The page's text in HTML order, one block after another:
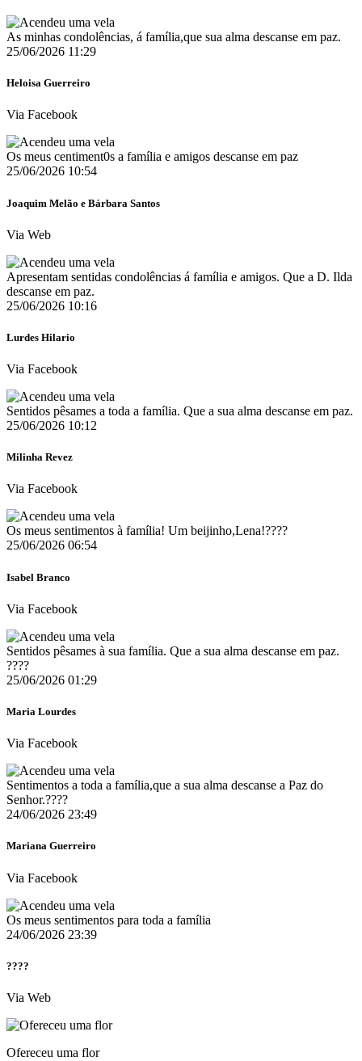
As minhas condolências, á família,que sua alma descanse em paz.
25/06/2026 11:29
Heloisa Guerreiro
Via Facebook
Os meus centiment0s a família e amigos descanse em paz
25/06/2026 10:54
Joaquim Melão e Bárbara Santos
Via Web
Apresentam sentidas condolências á família e amigos. Que a D. Ilda
descanse em paz.
25/06/2026 10:16
Lurdes Hilario
Via Facebook
Sentidos pêsames a toda a família. Que a sua alma descanse em paz.
25/06/2026 10:12
Milinha Revez
Via Facebook
Os meus sentimentos à família! Um beijinho,Lena!????
25/06/2026 06:54
Isabel Branco
Via Facebook
Sentidos pêsames à sua família. Que a sua alma descanse em paz.
????
25/06/2026 01:29
Maria Lourdes
Via Facebook
Sentimentos a toda a família,que a sua alma descanse a Paz do
Senhor.????
24/06/2026 23:49
Mariana Guerreiro
Via Facebook
Os meus sentimentos para toda a família
24/06/2026 23:39
????
Via Web
Ofereceu uma flor